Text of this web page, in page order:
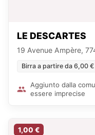
LE DESCARTES
19 Avenue Ampère,
Birra a partire da 6,00 €
Aggiunto dalla
essere imprecise
1,00 €